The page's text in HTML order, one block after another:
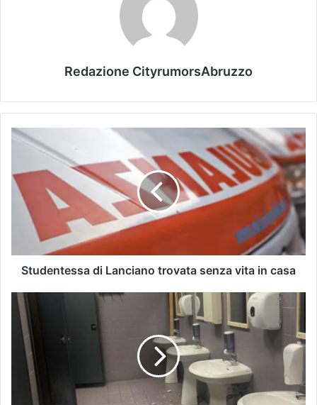
Redazione CityrumorsAbruzzo
Studentessa di Lanciano trovata senza vita in casa